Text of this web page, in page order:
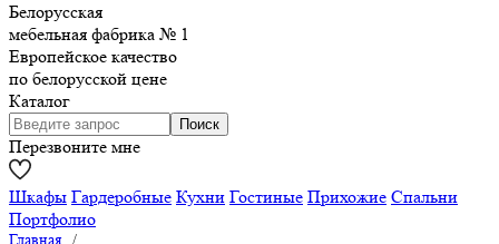
Белорусская
мебельная фабрика № 1
Европейское качество
по белорусской цене
Каталог
Перезвоните мне
Шкафы Гардеробные Кухни Гостиные Прихожие Спальни
Портфолио
Главная /